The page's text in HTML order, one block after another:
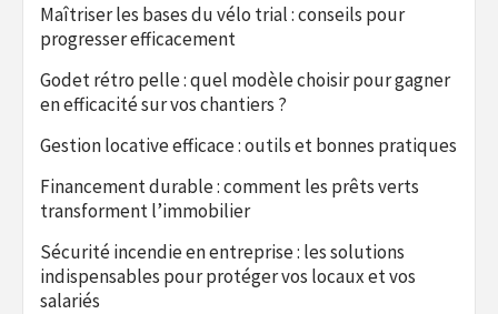
Maîtriser les bases du vélo trial : conseils pour
progresser efficacement
Godet rétro pelle : quel modèle choisir pour gagner
en efficacité sur vos chantiers ?
Gestion locative efficace : outils et bonnes pratiques
Financement durable : comment les prêts verts
transforment l’immobilier
Sécurité incendie en entreprise : les solutions
indispensables pour protéger vos locaux et vos
salariés